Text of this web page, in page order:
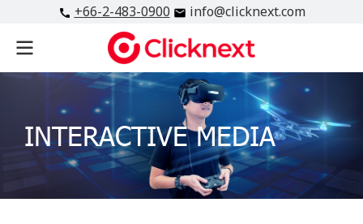
+66-2-483-0900 info@clicknext.com
INTERACTIVE MEDIA